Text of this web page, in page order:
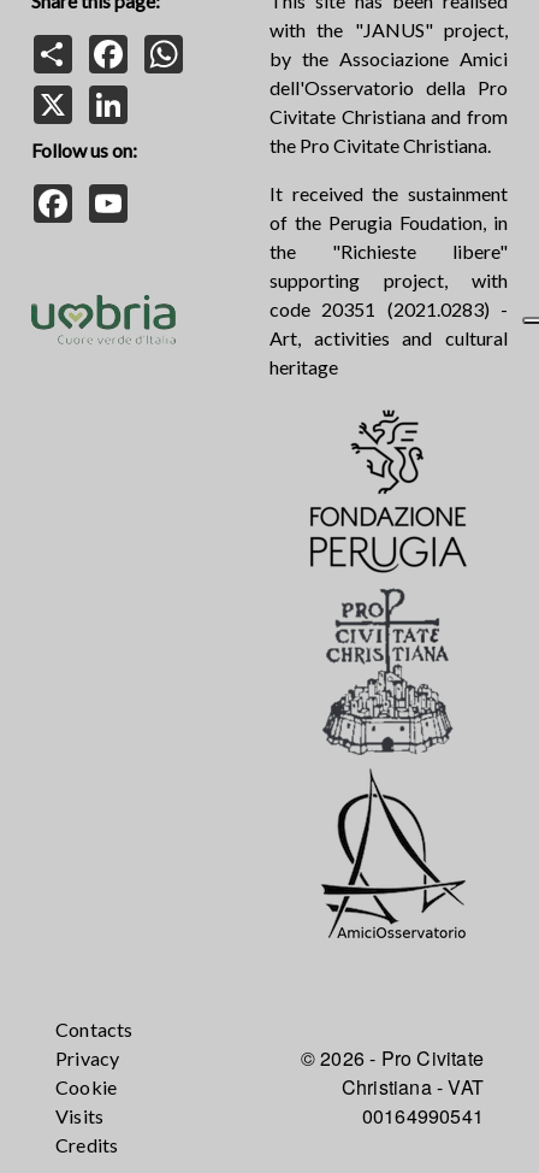
Share
Facebook
Follow us on:
Facebook
with the "JANUS" project,
by the Associazione Amici
dell'Osservatorio della Pro
Civitate Christiana and from
the Pro Civitate Christiana.
It received the sustainment
of the Perugia Foudation, in
the "Richieste libere"
supporting project, with
code 20351 (2021.0283) -
Art, activities and cultural
heritage
Contacts
Privacy
Cookie
Visits
Credits
© 2026 - Pro Civitate
Christiana - VAT
00164990541